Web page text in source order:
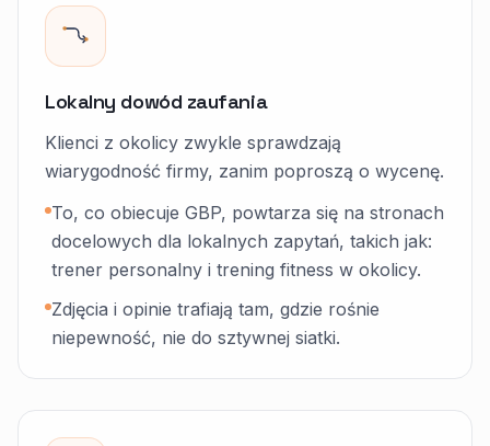
Lokalny dowód zaufania
Klienci z okolicy zwykle sprawdzają
wiarygodność firmy, zanim poproszą o wycenę.
To, co obiecuje GBP, powtarza się na stronach
docelowych dla lokalnych zapytań, takich jak:
trener personalny i trening fitness w okolicy.
Zdjęcia i opinie trafiają tam, gdzie rośnie
niepewność, nie do sztywnej siatki.